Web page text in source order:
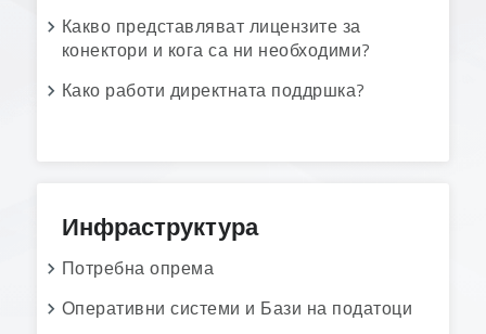
Какво представляват лицензите за
конектори и кога са ни необходими?
Како работи директната поддршка?
Инфраструктура
Потребна опрема
Оперативни системи и Бази на податоци